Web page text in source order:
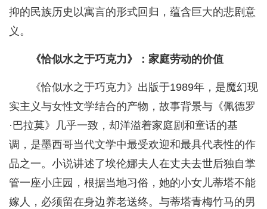
抑的民族历史以寓言的形式回归，蕴含巨大的悲剧意
义。
《恰似水之于巧克力》：家庭劳动的价值
《恰似水之于巧克力》出版于1989年，是魔幻现
实主义与女性文学结合的产物，故事背景与《佩德罗
·巴拉莫》几乎一致，却洋溢着家庭剧和童话的基
调，是墨西哥当代文学中最受欢迎和最具代表性的作
品之一。小说讲述了埃伦娜夫人在丈夫去世后独自掌
管一座小庄园，根据当地习俗，她的小女儿蒂塔不能
嫁人，必须留在身边养老送终。与蒂塔青梅竹马的男